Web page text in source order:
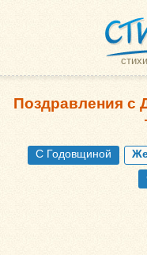
Поздравления с
С Годовщиной